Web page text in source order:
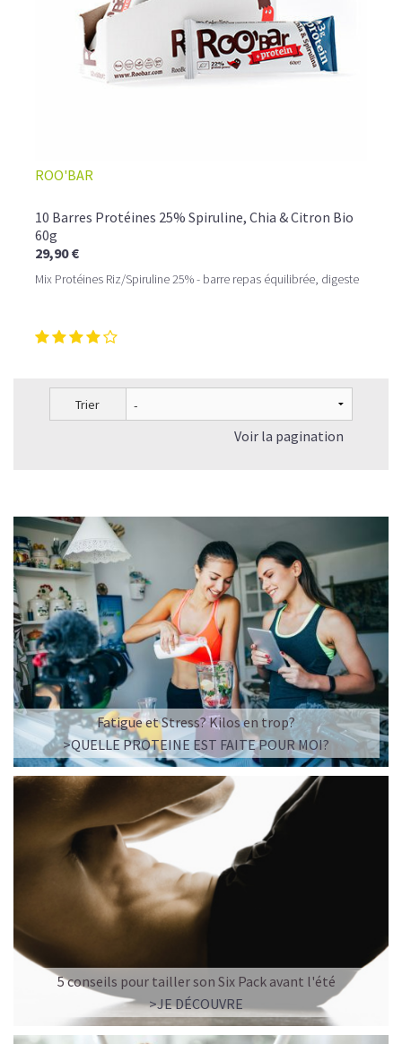
ROO'BAR
10 Barres Protéines 25% Spiruline, Chia & Citron Bio
60g
29,90 €
Mix Protéines Riz/Spiruline 25% - barre repas équilibrée, digeste
Trier
Voir la pagination
Fatigue et Stress? Kilos en trop?
>QUELLE PROTEINE EST FAITE POUR MOI?
5 conseils pour tailler son Six Pack avant l'été
>JE DÉCOUVRE